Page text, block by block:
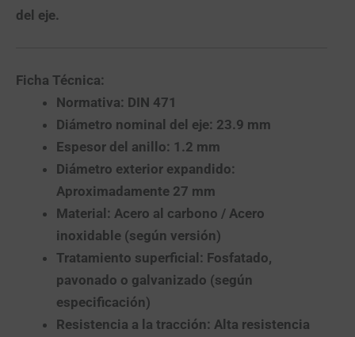
del eje.
Ficha Técnica:
Normativa: DIN 471
Diámetro nominal del eje: 23.9 mm
Espesor del anillo: 1.2 mm
Diámetro exterior expandido:
Aproximadamente 27 mm
Material: Acero al carbono / Acero
inoxidable (según versión)
Tratamiento superficial: Fosfatado,
pavonado o galvanizado (según
especificación)
Resistencia a la tracción: Alta resistencia